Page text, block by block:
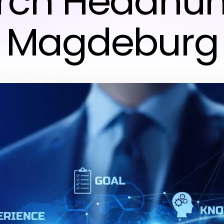
Magdeburg